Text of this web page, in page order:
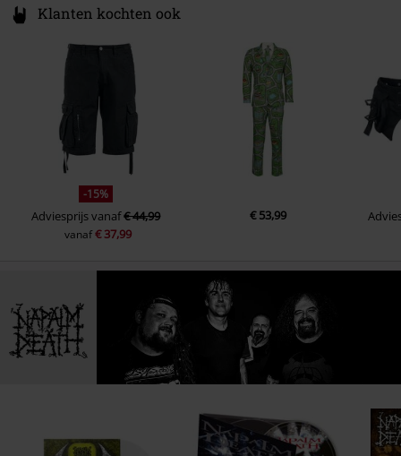
Klanten kochten ook
-15%
Adviesprijsvanaf€ 44,99
vanaf€ 37,99
€ 53,99